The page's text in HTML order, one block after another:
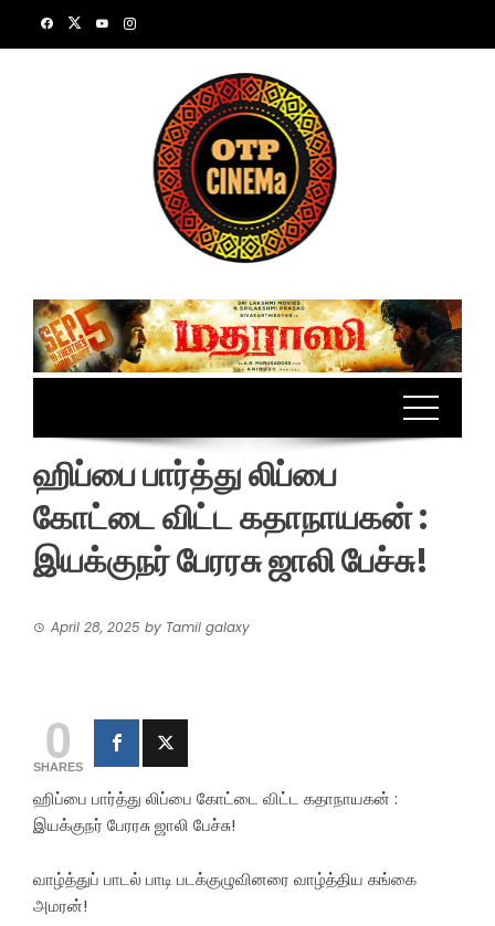
ஹிப்பை பார்த்து லிப்பை
கோட்டை விட்ட கதாநாயகன் :
இயக்குநர் பேரரசு ஜாலி பேச்சு!
April 28, 2025 by Tamil galaxy
0
SHARES
ஹிப்பை பார்த்து லிப்பை கோட்டை விட்ட கதாநாயகன் :
இயக்குநர் பேரரசு ஜாலி பேச்சு!
வாழ்த்துப் பாடல் பாடி படக்குழுவினரை வாழ்த்திய கங்கை
அமரன்!